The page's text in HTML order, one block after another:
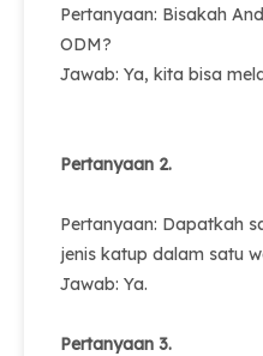
Pertanyaan: Bisakah
ODM?
Jawab: Ya, kita bisa
Pertanyaan 2.
Pertanyaan: Dapatkah
jenis katup dalam satu
Jawab: Ya.
Pertanyaan 3.